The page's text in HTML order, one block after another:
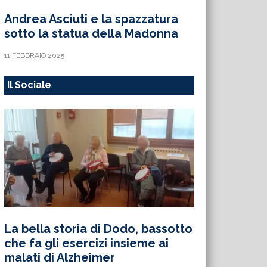
Andrea Asciuti e la spazzatura
sotto la statua della Madonna
11 FEBBRAIO 2025
Il Sociale
La bella storia di Dodo, bassotto
che fa gli esercizi insieme ai
malati di Alzheimer